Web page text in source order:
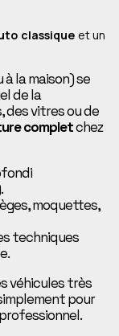
classique et un
la maison) se
de la
des vitres ou de
completchez
moquettes,
techniques
véhicules très
pour